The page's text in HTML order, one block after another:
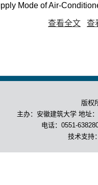
Mode of Air-
查看全文 查
版权
主办：安徽建筑大学 地址
电话：0551-
技术支持